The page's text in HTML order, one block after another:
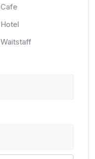
Cafe
Hotel
Waitstaff